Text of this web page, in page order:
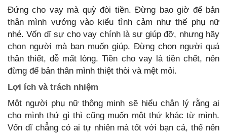
Đứng cho vay mà quỳ đòi tiền. Đừng bao giờ để bản
thân mình vướng vào kiểu tình cảm như thế phụ nữ
nhé. Vốn dĩ sự cho vay chính là sự giúp đỡ, nhưng hãy
chọn người mà bạn muốn giúp. Đừng chọn người quá
thân thiết, dễ mất lòng. Tiền cho vay là tiền chết, nên
đừng để bản thân mình thiệt thòi và mệt mỏi.
Lợi ích và trách nhiệm
Một người phụ nữ thông minh sẽ hiểu chân lý rằng ai
cho mình thứ gì thì cũng muốn một thứ khác từ mình.
Vốn dĩ chẳng có ai tự nhiên mà tốt với bạn cả, thế nên